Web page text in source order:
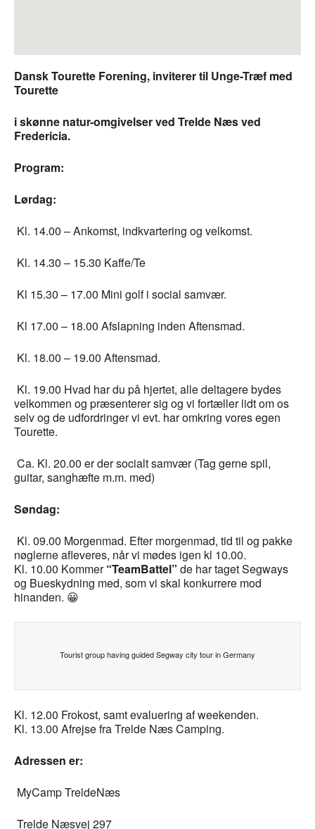
Dansk Tourette Forening, inviterer til Unge-Træf med
Tourette
i skønne natur-omgivelser ved Trelde Næs ved
Fredericia.
Program:
Lørdag:
Kl. 14.00 – Ankomst, indkvartering og velkomst.
Kl. 14.30 – 15.30 Kaffe/Te
Kl 15.30 – 17.00 Mini golf i social samvær.
Kl 17.00 – 18.00 Afslapning inden Aftensmad.
Kl. 18.00 – 19.00 Aftensmad.
Kl. 19.00 Hvad har du på hjertet, alle deltagere bydes
velkommen og præsenterer sig og vi fortæller lidt om os
selv og de udfordringer vi evt. har omkring vores egen
Tourette.
Ca. Kl. 20.00 er der socialt samvær (Tag gerne spil,
guitar, sanghæfte m.m. med)
Søndag:
Kl. 09.00 Morgenmad. Efter morgenmad, tid til og pakke
nøglerne afleveres, når vi mødes igen kl 10.00.
Kl. 10.00 Kommer“TeamBattel” de har taget Segways
og Bueskydning med, som vi skal konkurrere mod
hinanden. 😀
Tourist group having guided Segway city tour in Germany
Kl. 12.00 Frokost, samt evaluering af weekenden.
Kl. 13.00 Afrejse fra Trelde Næs Camping.
Adressen er:
MyCamp TreldeNæs
Trelde Næsvej 297